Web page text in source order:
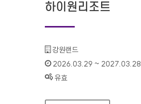
하이원리조트
기관명 :
강원랜드
인증기간 :
2026.03.29 ~ 2027.03.28
상태 :
유효